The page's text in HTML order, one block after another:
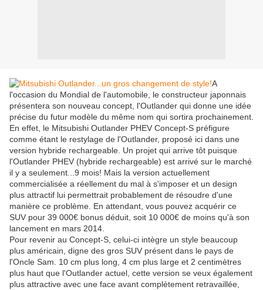
A
l'occasion du Mondial de l'automobile, le constructeur japonnais
présentera son nouveau concept, l'Outlander qui donne une idée
précise du futur modèle du même nom qui sortira prochainement.
En effet, le Mitsubishi Outlander PHEV Concept-S préfigure
comme étant le restylage de l'Outlander, proposé ici dans une
version hybride rechargeable. Un projet qui arrive tôt puisque
l'Outlander PHEV (hybride rechargeable) est arrivé sur le marché
il y a seulement...9 mois! Mais la version actuellement
commercialisée a réellement du mal à s'imposer et un design
plus attractif lui permettrait probablement de résoudre d'une
manière ce problème. En attendant, vous pouvez acquérir ce
SUV pour 39 000€ bonus déduit, soit 10 000€ de moins qu'à son
lancement en mars 2014.
Pour revenir au Concept-S, celui-ci intègre un style beaucoup
plus américain, digne des gros SUV présent dans le pays de
l'Oncle Sam. 10 cm plus long, 4 cm plus large et 2 centimètres
plus haut que l'Outlander actuel, cette version se veux également
plus attractive avec une face avant complètement retravaillée,